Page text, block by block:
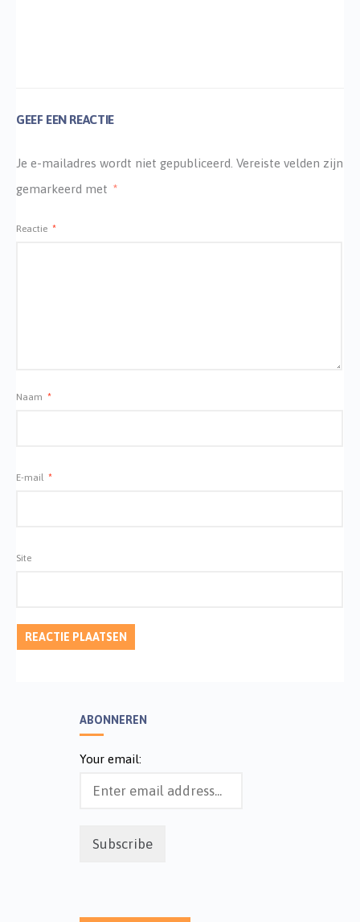
GEEF EEN REACTIE
Je e-mailadres wordt niet gepubliceerd. Vereiste velden zijn
gemarkeerd met *
Reactie *
Naam *
E-mail *
Site
ABONNEREN
Your email: